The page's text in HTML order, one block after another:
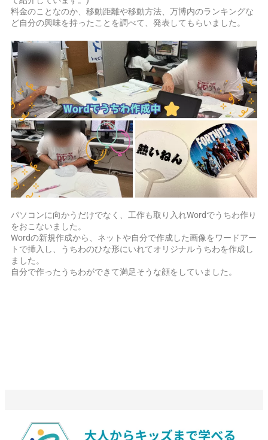
料金のことなのか、移動距離や移動方法、万博内のランキングな
ど自分の興味を持ったことを調べて、発表してもらいました。
パソコンに向かうだけでなく、工作も取り入れWordでうちわ作り
をおこないました。
Wordの新規作成から、ネットや自分で作成した画像をワードアー
トで挿入し、うちわのひな形にいれてオリジナルうちわを作成し
ました。
自分で作ったうちわができて満足そうな顔をしていました。